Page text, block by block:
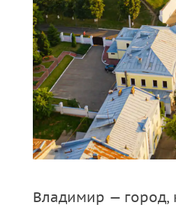
Владимир — город,